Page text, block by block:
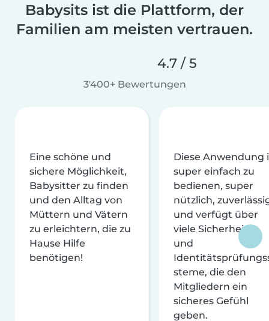
Babysits ist die Plattform, der
Familien am meisten vertrauen.
4.7 / 5
3'400+ Bewertungen
Eine schöne und
sichere Möglichkeit,
Babysitter zu finden
und den Alltag von
Müttern und Vätern
zu erleichtern, die zu
Hause Hilfe
benötigen!
Diese Anwendung
super einfach zu
bedienen, super
nützlich,
und verfügt über
viele Sicherheits-
und
steme, die den
Mitgliedern ein
sicheres Gefühl
geben.